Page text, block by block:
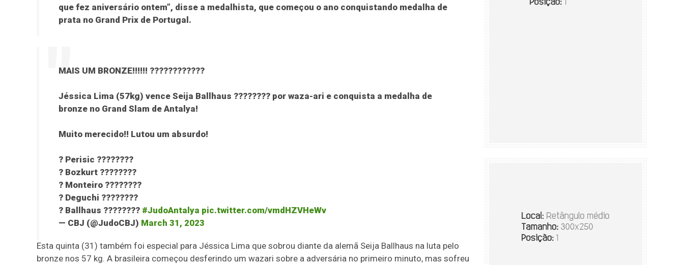
que fez aniversário ontem”, disse a medalhista, que começou o ano conquistando medalha de
prata no Grand Prix de Portugal.
MAIS UM BRONZE!!!!!! ????????????
Jéssica Lima (57kg) vence Seija Ballhaus ???????? por waza-ari e conquista a medalha de
bronze no Grand Slam de Antalya!
Muito merecido!! Lutou um absurdo!
? Perisic ????????
? Bozkurt ????????
? Monteiro ????????
? Deguchi ????????
? Ballhaus ???????? #JudoAntalya pic.twitter.com/vmdHZVHeWv
— CBJ (@JudoCBJ) March 31, 2023
Esta quinta (31) também foi especial para Jéssica Lima que sobrou diante da alemã Seija Ballhaus na luta pelo
bronze nos 57 kg. A brasileira começou desferindo um wazari sobre a adversária no primeiro minuto, mas sofreu